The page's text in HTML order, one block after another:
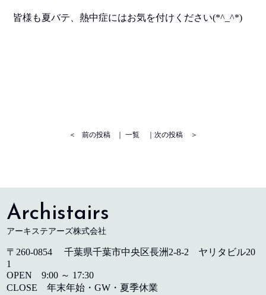
皆様も夏バテ、熱中症にはお気を付けください(*^_^*)
＜ 前の投稿 一覧 次の投稿 ＞
Archistairs
アーキステアーズ株式会社
〒260-0854 千葉県千葉市中央区長洲2-8-2 ヤリタビル20
1
OPEN 9:00 ～ 17:30
CLOSE 年末年始・GW・夏季休業